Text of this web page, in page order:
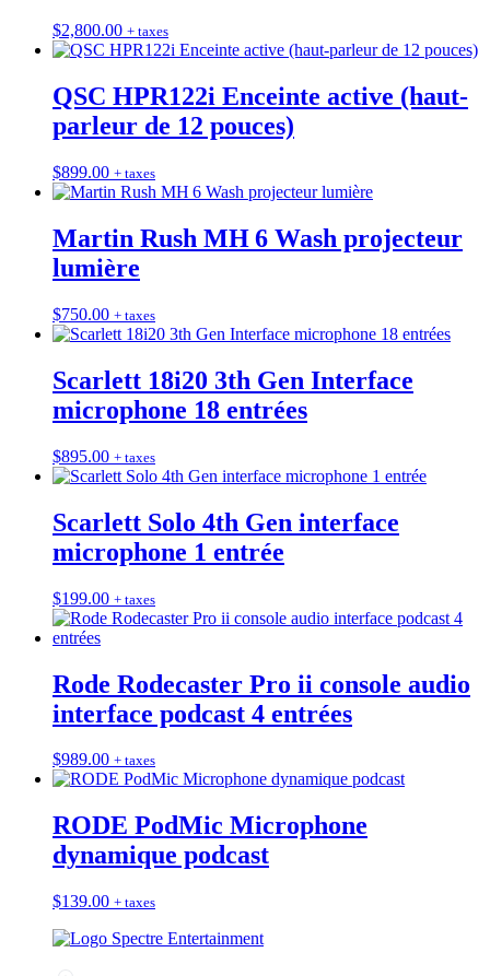
$2,800.00 + taxes
QSC HPR122i Enceinte active (haut-
parleur de 12 pouces)
$899.00 + taxes
Martin Rush MH 6 Wash projecteur
lumière
$750.00 + taxes
Scarlett 18i20 3th Gen Interface
microphone 18 entrées
$895.00 + taxes
Scarlett Solo 4th Gen interface
microphone 1 entrée
$199.00 + taxes
Rode Rodecaster Pro ii console audio
interface podcast 4 entrées
$989.00 + taxes
RODE PodMic Microphone
dynamique podcast
$139.00 + taxes